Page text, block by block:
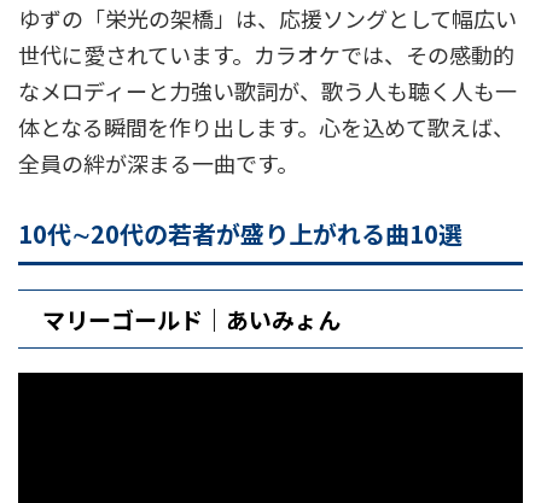
ゆずの「栄光の架橋」は、応援ソングとして幅広い
世代に愛されています。カラオケでは、その感動的
なメロディーと力強い歌詞が、歌う人も聴く人も一
体となる瞬間を作り出します。心を込めて歌えば、
全員の絆が深まる一曲です。
10代∼20代の若者が盛り上がれる曲10選
マリーゴールド｜あいみょん